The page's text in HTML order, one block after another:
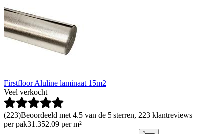
Firstfloor Aluline laminaat 15m2
Veel verkocht
(223)Beoordeeld met 4.5 van de 5 sterren, 223 klantreviews
per pak31 .352.09 per m²